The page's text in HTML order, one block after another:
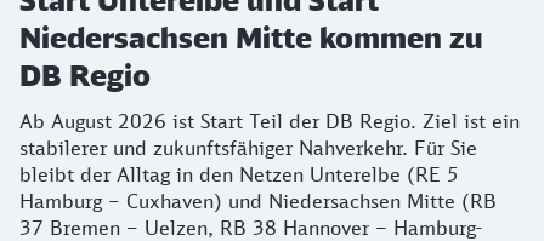
Niedersachsen Mitte kommen zu
DB Regio
Ab August 2026 ist Start Teil der DB Regio. Ziel ist ein
stabilerer und zukunftsfähiger Nahverkehr. Für Sie
bleibt der Alltag in den Netzen Unterelbe (RE 5
Hamburg – Cuxhaven) und Niedersachsen Mitte (RB
37 Bremen – Uelzen, RB 38 Hannover – Hamburg-